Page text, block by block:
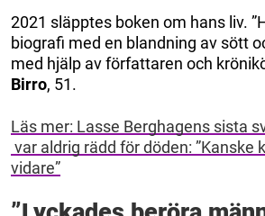
2021 släpptes boken om hans liv.
biografi med en blandning av sött
med hjälp av författaren och
Birro, 51.
Läs mer: Lasse Berghagens sista
var aldrig rädd för döden: ”Kanske
vidare”